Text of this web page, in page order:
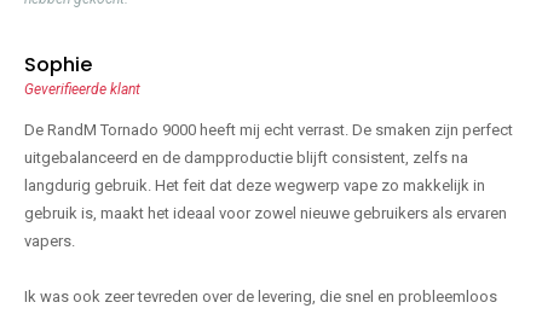
Sophie
Geverifieerde klant
De RandM Tornado 9000 heeft mij echt verrast. De smaken zijn perfect
uitgebalanceerd en de dampproductie blijft consistent, zelfs na
langdurig gebruik. Het feit dat deze wegwerp vape zo makkelijk in
gebruik is, maakt het ideaal voor zowel nieuwe gebruikers als ervaren
vapers.
Ik was ook zeer tevreden over de levering, die snel en probleemloos